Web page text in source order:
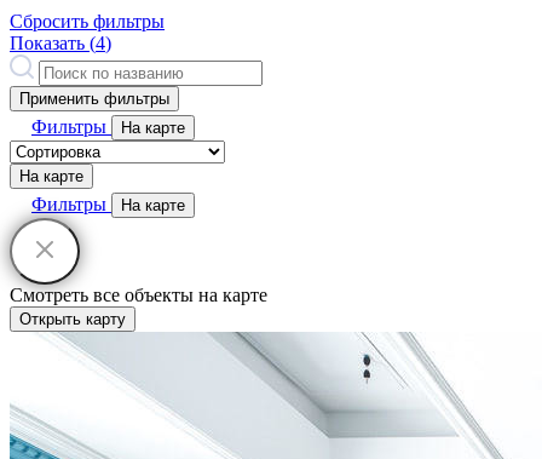
Сбросить фильтры
Показать (4)
Применить фильтры
Фильтры На карте
На карте
Фильтры На карте
Смотреть все объекты на карте
Открыть карту